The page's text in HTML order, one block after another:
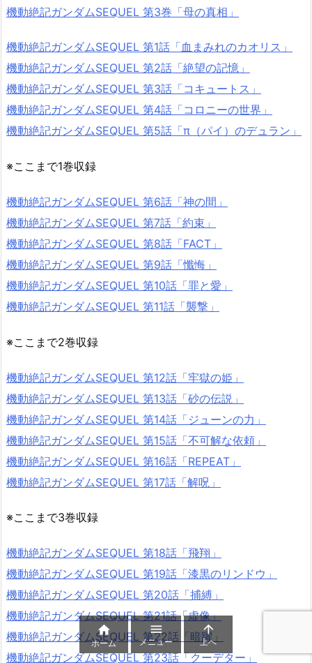
機動絶記ガンダムSEQUEL 第3巻「母の真相」
機動絶記ガンダムSEQUEL 第1話「血まみれのカオリス」
機動絶記ガンダムSEQUEL 第2話「絶望の記憶」
機動絶記ガンダムSEQUEL 第3話「コキュートス」
機動絶記ガンダムSEQUEL 第4話「コロニーの世界」
機動絶記ガンダムSEQUEL 第5話「π（パイ）のデュラン」
※ここまで1巻収録
機動絶記ガンダムSEQUEL 第6話「神の間」
機動絶記ガンダムSEQUEL 第7話「約束」
機動絶記ガンダムSEQUEL 第8話「FACT」
機動絶記ガンダムSEQUEL 第9話「懺悔」
機動絶記ガンダムSEQUEL 第10話「罪と愛」
機動絶記ガンダムSEQUEL 第11話「襲撃」
※ここまで2巻収録
機動絶記ガンダムSEQUEL 第12話「牢獄の姫」
機動絶記ガンダムSEQUEL 第13話「砂の伝説」
機動絶記ガンダムSEQUEL 第14話「ジューンの力」
機動絶記ガンダムSEQUEL 第15話「不可解な依頼」
機動絶記ガンダムSEQUEL 第16話「REPEAT」
機動絶記ガンダムSEQUEL 第17話「解呪」
※ここまで3巻収録
機動絶記ガンダムSEQUEL 第18話「飛翔」
機動絶記ガンダムSEQUEL 第19話「漆黒のリンドウ」
機動絶記ガンダムSEQUEL 第20話「捕縛」
機動絶記ガンダムSEQUEL 第21話「虚像」
機動絶記ガンダムSEQUEL 第22話「暗躍」
機動絶記ガンダムSEQUEL 第23話「クーデター」

ホーム

メニュー

上へ